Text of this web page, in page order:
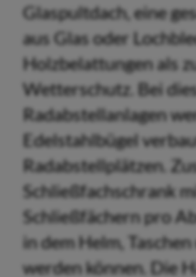
Glaspultdach, eine
aus Glas oder
Holzbelattungen als
Wetterschutz. Bei
Radabstellanlagen
Edelstahlbügel
Radabstellplätzen.
Schließfachschrank
Schließfächern pro
in dem Helm,
werden können. Die